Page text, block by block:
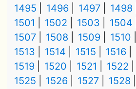
1495
1496 1497 1498
1501
1502 1503 1504
1507
1508 1509 1510
1513
1514 1515 1516
1519
1520 1521 1522
1525
1526 1527 1528